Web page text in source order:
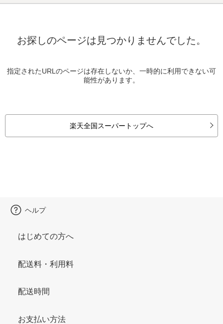
お探しのページは見つかりませんでした。
指定されたURLのページは存在しないか、一時的に利用できない可
能性があります。
楽天全国スーパートップへ
ヘルプ
はじめての方へ
配送料・利用料
配送時間
お支払い方法